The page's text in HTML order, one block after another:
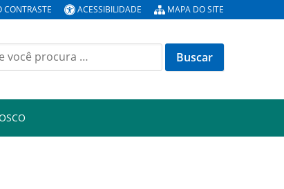
CONTRASTE ACESSIBILIDADE MAPA DO SITE